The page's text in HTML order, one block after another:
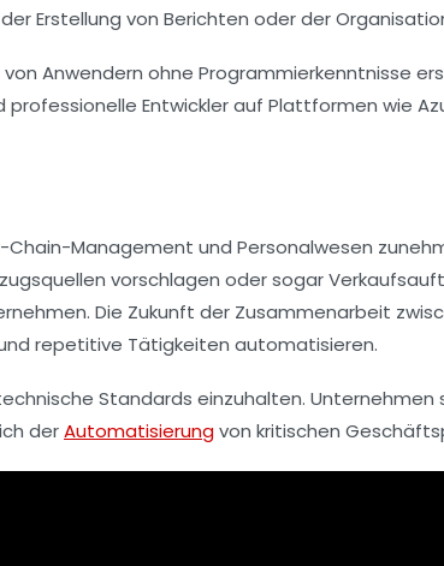
Erstellung von Berichten oder der
Anwendern ohne Programmierkenntnisse
Entwickler auf Plattformen wie
Management und Personalwesen
vorschlagen oder sogar
Die Zukunft der Zusammenarbeit
repetitive Tätigkeiten automatisieren.
Standards einzuhalten. Unternehmen
derAutomatisierungvon kritischen